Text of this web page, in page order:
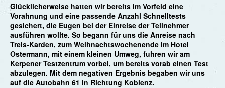
Glücklicherweise hatten wir bereits im Vorfeld eine
Vorahnung und eine passende Anzahl Schnelltests
gesichert, die Eugen bei der Einreise der Teilnehmer
ausführen wollte. So begann für uns die Anreise nach
Treis-Karden, zum Weihnachtswochenende im Hotel
Ostermann, mit einem kleinen Umweg, fuhren wir am
Kerpener Testzentrum vorbei, um bereits vorab einen Test
abzulegen. Mit dem negativen Ergebnis begaben wir uns
auf die Autobahn 61 in Richtung Koblenz.